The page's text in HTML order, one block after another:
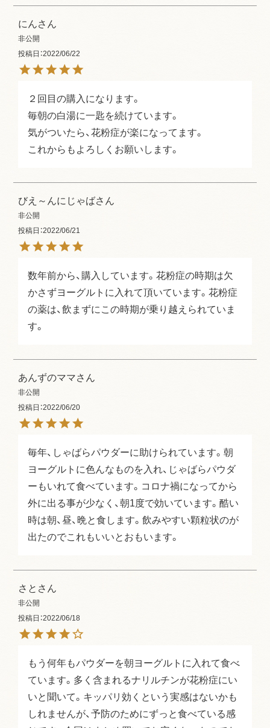
にん
非公開
投稿日 2022/06/22
２回目の購入になります。
毎朝の白湯に一匙を続けています。
気がついたら、花粉症が楽になってます。
これからもよろしくお願いします。
びえ～んにじゃば
非公開
投稿日 2022/06/21
数年前から、購入しています。花粉症の時期は欠
かさずヨーグルトに入れて頂いています。花粉症
の薬は、飲まずにこの時期が乗り越えられていま
す。
あんずのママ
非公開
投稿日 2022/06/20
毎年、しゃばらパウダーに助けられています。朝
ヨーグルトに色んなものを入れ、じゃばらパウダ
ーもいれて食べています。コロナ禍になってから
外に出る事が少なく、朝1度で効いています。酷い
時は朝、昼、晩と食します。飲みやすい顆粒状のが
出たのでこれもいいとおもいます。
さと
非公開
投稿日 2022/06/18
もう何年もパウダーを朝ヨーグルトに入れて食べ
ています。多く含まれるナリルチンが花粉症にい
いと聞いて。キッパリ効くという実感はないかも
しれませんが、予防のためにずっと食べている感